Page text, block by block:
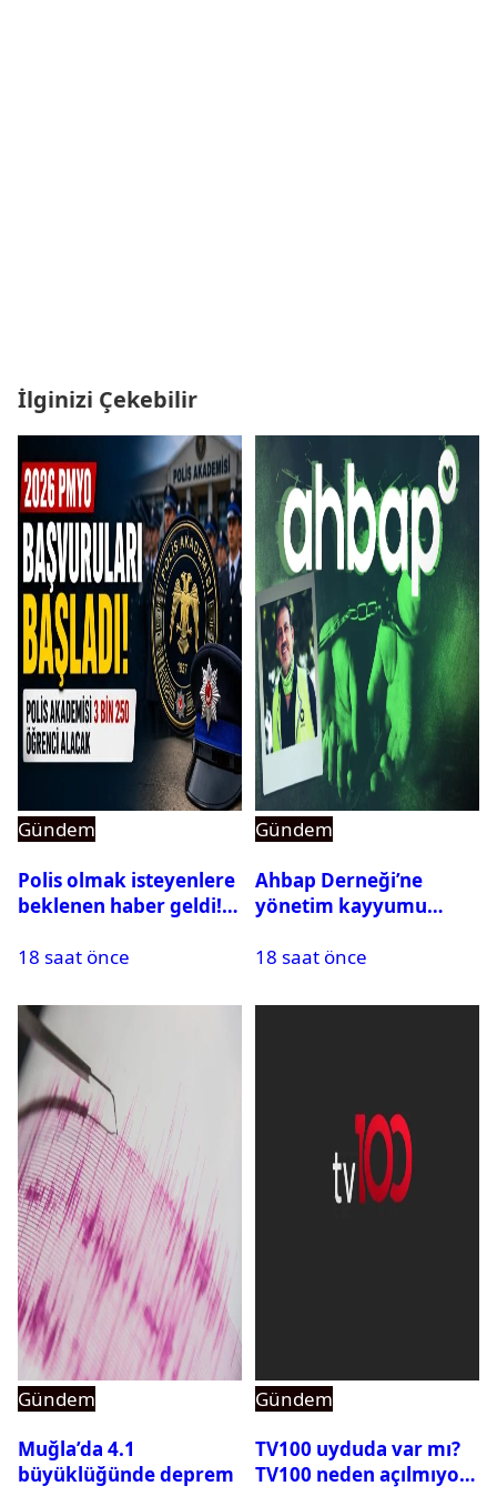
İlginizi Çekebilir
Gündem
Polis olmak isteyenlere
beklenen haber geldi!
18 saat önce
Gündem
Ahbap Derneği’ne
yönetim kayyumu
açıldı
18 saat önce
Gündem
Muğla’da 4.1
büyüklüğünde deprem
Gündem
TV100 uyduda var mı?
TV100 neden açılmıyor?